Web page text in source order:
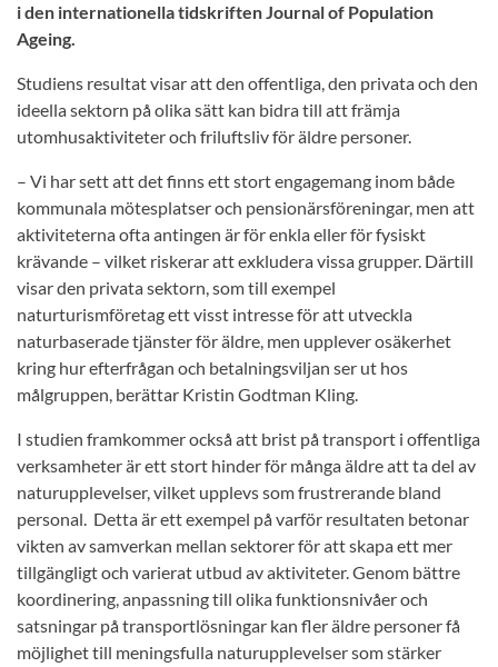
i den internationella tidskriften Journal of Population
Ageing.
Studiens resultat visar att den offentliga, den privata och den
ideella sektorn på olika sätt kan bidra till att främja
utomhusaktiviteter och friluftsliv för äldre personer.
– Vi har sett att det finns ett stort engagemang inom både
kommunala mötesplatser och pensionärsföreningar, men att
aktiviteterna ofta antingen är för enkla eller för fysiskt
krävande – vilket riskerar att exkludera vissa grupper. Därtill
visar den privata sektorn, som till exempel
naturturismföretag ett visst intresse för att utveckla
naturbaserade tjänster för äldre, men upplever osäkerhet
kring hur efterfrågan och betalningsviljan ser ut hos
målgruppen, berättar Kristin Godtman Kling.
I studien framkommer också att brist på transport i offentliga
verksamheter är ett stort hinder för många äldre att ta del av
naturupplevelser, vilket upplevs som frustrerande bland
personal. Detta är ett exempel på varför resultaten betonar
vikten av samverkan mellan sektorer för att skapa ett mer
tillgängligt och varierat utbud av aktiviteter. Genom bättre
koordinering, anpassning till olika funktionsnivåer och
satsningar på transportlösningar kan fler äldre personer få
möjlighet till meningsfulla naturupplevelser som stärker